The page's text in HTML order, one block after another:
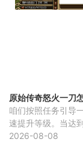
原始传奇怒火一刀
咱们按照任务引导
速提升等级。当达
活青铜会员开启更
2026-08-08